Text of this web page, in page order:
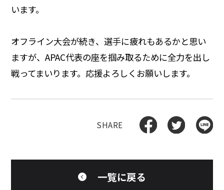
います。
オフライン大会が続き、選手に疲れもあるかと思い
ますが、APAC代表の座を掴み取るために全力を出し
戦ってまいります。応援よろしくお願いします。
一覧に戻る